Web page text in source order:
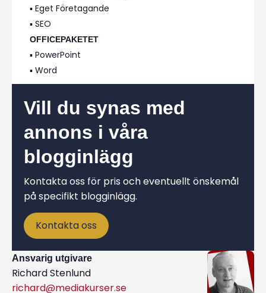
▪️ Eget Företagande
▪️ SEO
OFFICEPAKETET
▪️ PowerPoint
▪️ Word
Vill du synas med
annons i våra
blogginlägg
Kontakta oss för pris och eventuellt önskemål
på specifikt blogginlägg.
Kontakta oss
Ansvarig utgivare
Richard Stenlund
richard@mediakurser.se